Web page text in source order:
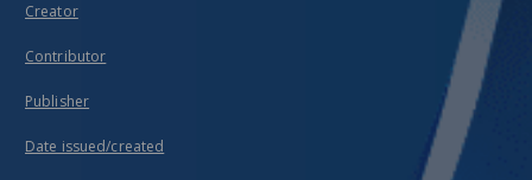
Creator
Contributor
Publisher
Date issued/created